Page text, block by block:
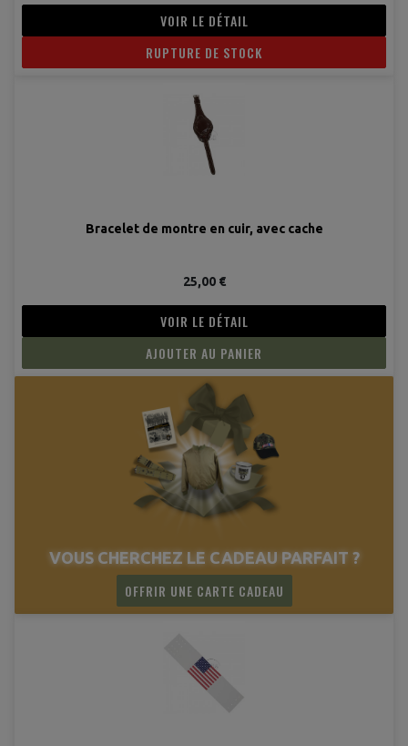
VOIR LE DÉTAIL
RUPTURE DE STOCK
Bracelet de montre en cuir, avec cache
25,00 €
VOIR LE DÉTAIL
AJOUTER AU PANIER
VOUS CHERCHEZ LE CADEAU PARFAIT ?
OFFRIR UNE CARTE CADEAU